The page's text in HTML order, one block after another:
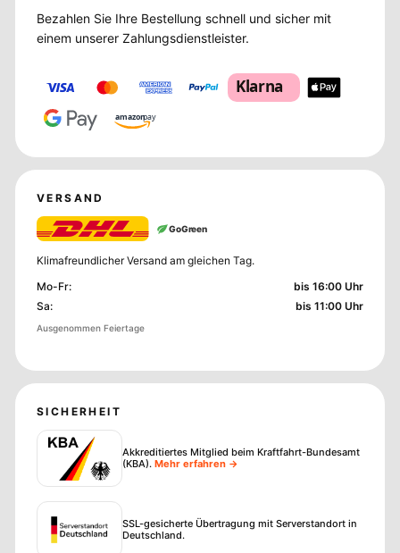
Bezahlen Sie Ihre Bestellung schnell und sicher mit
einem unserer Zahlungsdienstleister.
Klarna
amazonpay
VERSAND
GoGreen
Klimafreundlicher Versand am gleichen Tag.
Mo-Fr:
bis 16:00 Uhr
Sa: bis 11:00 Uhr
Ausgenommen Feiertage
SICHERHEIT
Akkreditiertes Mitglied beim Kraftfahrt-Bundesamt
(KBA). Mehr erfahren →
SSL-gesicherte Übertragung mit Serverstandort in
Deutschland.